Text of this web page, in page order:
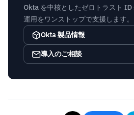
Okta を中核としたゼロトラスト ID
運用をワンストップで支援します。
Okta 製品情報
導入のご相談